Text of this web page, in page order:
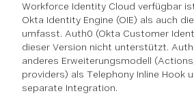
Workforce Identity Cloud verfügbar
Okta Identity Engine (OIE) als auch
umfasst. Auth0 (Okta Customer
dieser Version nicht unterstützt.
anderes Erweiterungsmodell
providers) als Telephony Inline Hook
separate Integration.